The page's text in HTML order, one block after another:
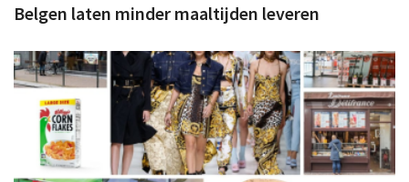
Belgen laten minder maaltijden leveren